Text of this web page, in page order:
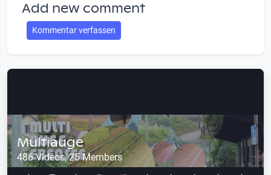
Add new comment
Kommentar verfassen
Multiauge
486 Videos, 25 Members